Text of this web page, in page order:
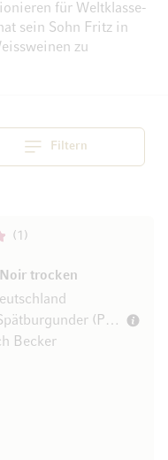
für Weltklasse-
sein Sohn Fritz in
zu
Filtern
1
trocken
100% Spätburgunder (Pinot Noir)
Becker